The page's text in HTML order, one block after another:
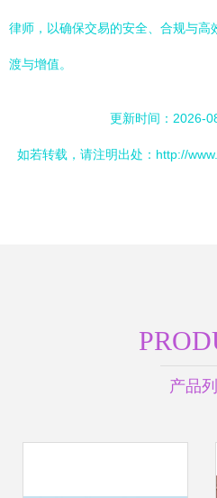
律师，以确保交易的安全、合规与高
渡与增值。
更新时间：2026-
如若转载，请注明出处：http://
产品